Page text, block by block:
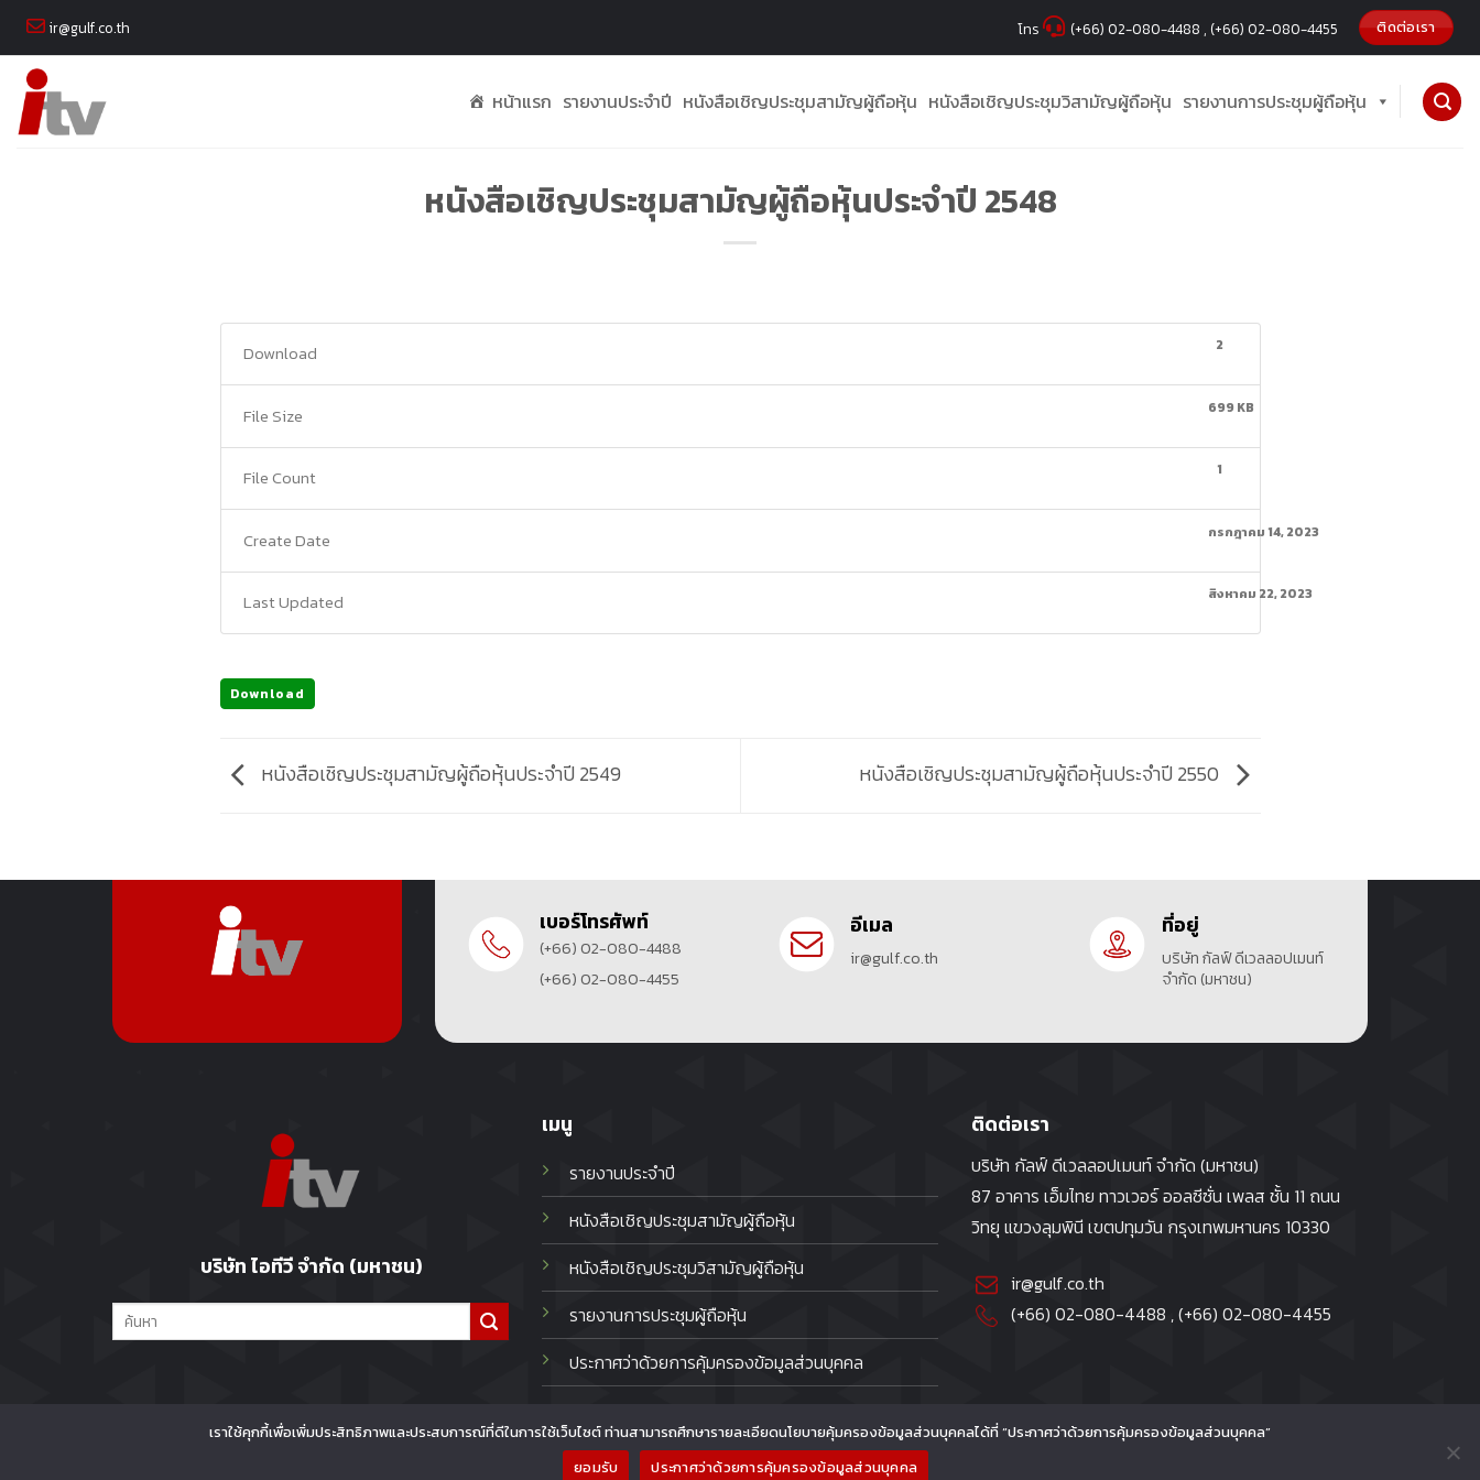
Skip
content
ir@gulf.co.th โทร (+66) 02-080-4488 , (+66) 02-080-4455 ติดต่อเรา
หน้าแรก รายงานประจำปี หนังสือเชิญประชุมสามัญผู้ถือหุ้น หนังสือเชิญประชุมวิสามัญผู้ถือหุ้น รายงานการประชุมผู้ถือหุ้น
หนังสือเชิญประชุมสามัญผู้ถือหุ้นประจำปี 2548
Download 2
File Size 699 KB
File Count 1
Create Date กรกฎาคม 14, 2023
Last Updated สิงหาคม 22, 2023
Download
หนังสือเชิญประชุมสามัญผู้ถือหุ้นประจำปี 2549 หนังสือเชิญประชุมสามัญผู้ถือหุ้นประจำปี 2550
เบอร์โทรศัพท์
(+66) 02-080-4488
(+66) 02-080-4455
อีเมล
ir@gulf.co.th
ที่อยู่
บริษัท กัลฟ์ ดีเวลลอปเมนท์
จำกัด (มหาชน)
บริษัท ไอทีวี จำกัด (มหาชน)
เมนู
รายงานประจำปี
หนังสือเชิญประชุมสามัญผู้ถือหุ้น
หนังสือเชิญประชุมวิสามัญผู้ถือหุ้น
รายงานการประชุมผู้ถือหุ้น
ประกาศว่าด้วยการคุ้มครองข้อมูลส่วนบุคคล
ติดต่อเรา
บริษัท กัลฟ์ ดีเวลลอปเมนท์ จำกัด (มหาชน)
87 อาคาร เอ็มไทย ทาวเวอร์ ออลซีซั่น เพลส ชั้น 11 ถนน
วิทยุ แขวงลุมพินี เขตปทุมวัน กรุงเทพมหานคร 10330
ir@gulf.co.th
(+66) 02-080-4488 , (+66) 02-080-4455
Copyright 2026 © ITV Public Company Limited
เราใช้คุกกี้เพื่อเพิ่มประสิทธิภาพและประสบการณ์ที่ดีในการใช้เว็บไซต์ ท่านสามารถศึกษารายละเอียดนโยบายคุ้มครองข้อมูลส่วนบุคคลได้ที่ “ประกาศว่าด้วยการคุ้มครองข้อมูลส่วนบุคคล”
ยอมรับ
ประกาศว่าด้วยการคุ้มครองข้อมูลส่วนบุคคล